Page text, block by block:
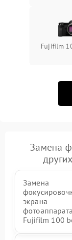
Fujifilm
Замена
Замена
экрана
фотоаппарата
Fujifilm 100